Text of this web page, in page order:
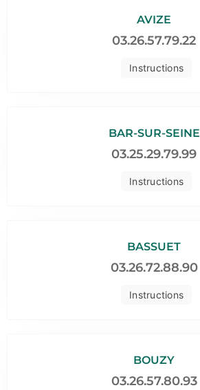
Instructions
AVIZE
03.26.57.79.22
Instructions
BAR-SUR-SEINE
03.25.29.79.99
Instructions
BASSUET
03.26.72.88.90
BOUZY
03.26.57.80.93